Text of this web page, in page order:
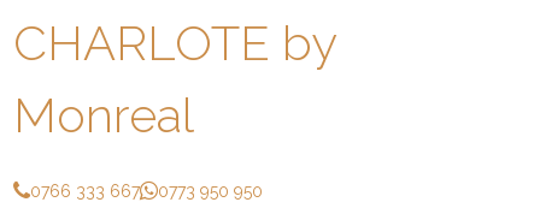
CHARLOTE by
Monreal
0766 333 667 0773 950 950